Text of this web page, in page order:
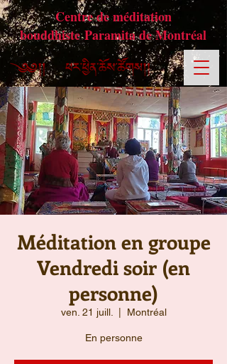
Centre de méditation
bouddhiste Paramita de Montréal
Méditation en groupe
Vendredi soir (en
personne)
ven. 21 juill. Montréal
En personne